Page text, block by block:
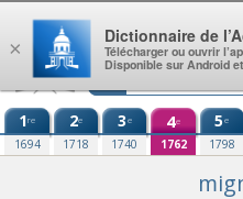
Aller au contenu
1re
1694
2e
1718
3e
1740
4e
1762
5e
1798
×
Dictionnaire de
Télécharger ou ouvrir
Disponible sur Android